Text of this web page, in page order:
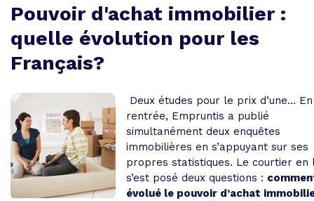
Pouvoir d'achat immobilier :
quelle évolution pour les
Français?
Deux études pour le prix d’une…
rentrée, Empruntis a publié
simultanément deux enquêtes
immobilières en s’appuyant sur ses
propres statistiques. Le courtier en
s’est posé deux questions :
évolué le pouvoir d’achat